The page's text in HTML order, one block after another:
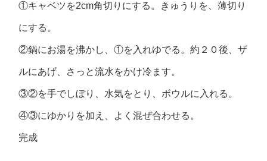
①キャベツを2cm角切りにする。きゅうりを、薄切り
にする。
②鍋にお湯を沸かし、①を入れゆでる。約２０後、ザ
ルにあげ、さっと流水をかけ冷ます。
③②を手でしぼり、水気をとり、ボウルに入れる。
④③にゆかりを加え、よく混ぜ合わせる。
完成